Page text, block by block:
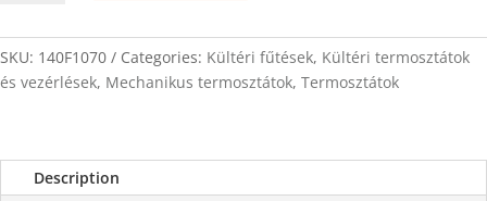
SKU: 140F1070 Categories: Kültéri fűtések, Kültéri termosztátok
és vezérlések, Mechanikus termosztátok, Termosztátok
Description